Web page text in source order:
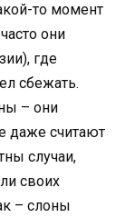
то момент
они
где
сбежать.
– они
даже считают
случаи,
своих
– слоны